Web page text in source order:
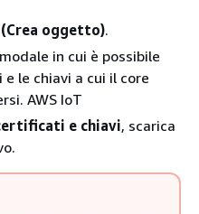
oggetto).
in cui è possibile
le chiavi a cui il core
AWS IoT
e chiavi, scarica